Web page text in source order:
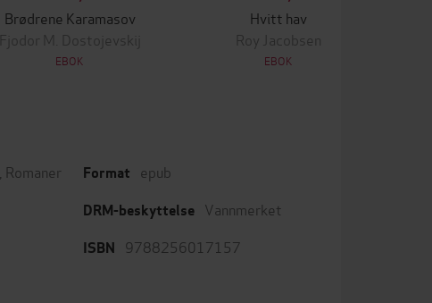
Brødrene Karamasov
Fjodor M. Dostojevskij
EBOK
Hvitt hav
Roy Jacobsen
EBOK
Romaner Format epub
DRM-beskyttelse Vannmerket
ISBN 9788256017157